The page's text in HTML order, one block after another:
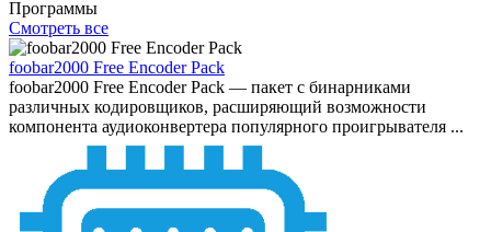
Программы
Смотреть все
foobar2000 Free Encoder Pack
foobar2000 Free Encoder Pack — пакет с бинарниками
различных кодировщиков, расширяющий возможности
компонента аудиоконвертера популярного проигрывателя ...